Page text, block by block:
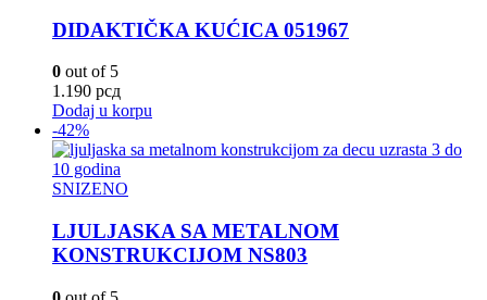
DIDAKTIČKA KUĆICA 051967
0 out of 5
1.190 рсд
Dodaj u korpu
-42%
SNIZENO
LJULJASKA SA METALNOM
KONSTRUKCIJOM NS803